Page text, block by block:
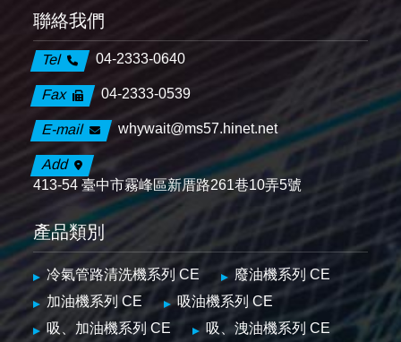
聯絡我們
Tel 04-2333-0640
Fax 04-2333-0539
E-mail whywait@ms57.hinet.net
Add
413-54 臺中市霧峰區新厝路261巷10弄5號
產品類別
冷氣管路清洗機系列 CE
廢油機系列 CE
加油機系列 CE
吸油機系列 CE
吸、加油機系列 CE
吸、洩油機系列 CE